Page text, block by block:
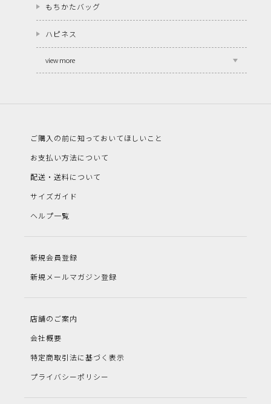
もちかたバッグ
ハピネス
view more
ご購入の前に知っておいてほしいこと
お支払い方法について
配送・送料について
サイズガイド
ヘルプ一覧
新規会員登録
新規メールマガジン登録
店舗のご案内
会社概要
特定商取引法に基づく表示
プライバシーポリシー